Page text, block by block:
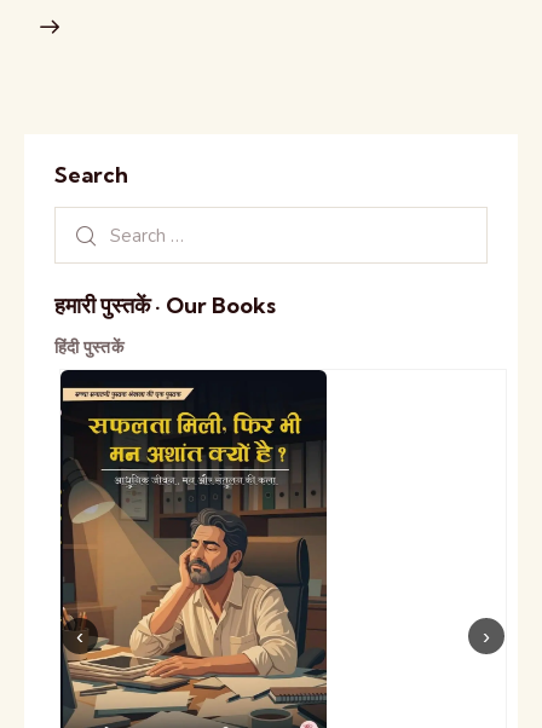
Search
हमारी पुस्तकें · Our Books
हिंदी पुस्तकें